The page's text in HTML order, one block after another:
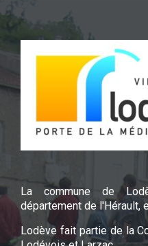
La commune de
département de l'Hérault,
Lodève fait partie de la